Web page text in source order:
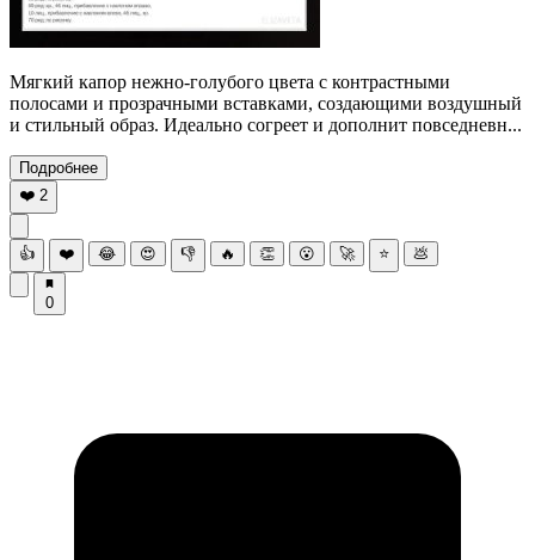
Мягкий капор нежно-голубого цвета с контрастными
полосами и прозрачными вставками, создающими воздушный
и стильный образ. Идеально согреет и дополнит повседневн...
Подробнее
❤️ 2
👍 ❤️ 😂 😍 👎 🔥 👏 😮 🚀 ⭐ 💩
0